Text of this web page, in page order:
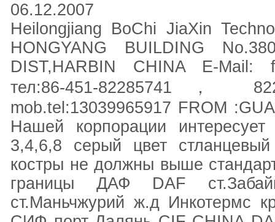
06.12.2007
Heilongjiang BoChi JiaXin
HONGYANG BUILDING
DIST,HARBIN CHINA E-Mail:
тел:86-451-82285741，
mob.tel:13039965917 FROM
Нашей корпорации
3,4,6,8 серый цвет
костры не должны выше
границы ДАФ DAF
ст.Маньчжурий ж.д Инкотермс